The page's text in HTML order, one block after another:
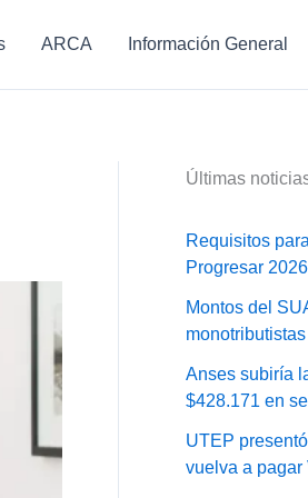
ARCA Información General
Últimas
Requisitos
Progresar 2026
Montos del
Anses subiría
$428.171 en
UTEP
vuelva a pagar